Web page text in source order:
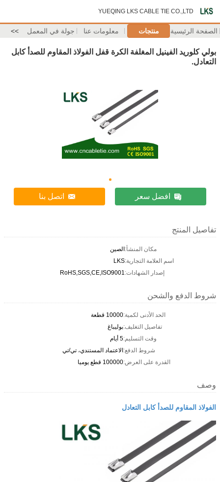
YUEQING LKS CABLE TIE CO.,LTD
الصفحة الرئيسية منتجات معلومات عنا جولة في المعمل >>
بولي كلوريد الفينيل المغلفة الكرة قفل الفولاذ المقاوم للصدأ كابل
التعادل.
افضل سعر اتصل بنا
تفاصيل المنتج
مكان المنشأ:الصين
اسم العلامة التجارية:LKS
إصدار الشهادات:RoHS,SGS,CE,ISO9001
شروط الدفع والشحن
الحد الأدنى لكمية:10000 قطعة
تفاصيل التغليف:بوليباغ
وقت التسليم:5 أيام
شروط الدفع:الاعتماد المستندي، تي/تي
القدرة على العرض:100000 قطع يوميا
وصف
الفولاذ المقاوم للصدأ كابل التعادل